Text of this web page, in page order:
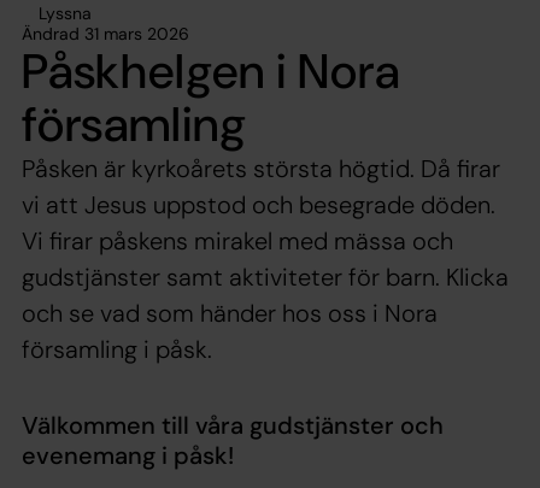
Lyssna
Ändrad 31 mars 2026
Påskhelgen i Nora
församling
Påsken är kyrkoårets största högtid. Då firar
vi att Jesus uppstod och besegrade döden.
Vi firar påskens mirakel med mässa och
gudstjänster samt aktiviteter för barn. Klicka
och se vad som händer hos oss i Nora
församling i påsk.
Välkommen till våra gudstjänster och
evenemang i påsk!